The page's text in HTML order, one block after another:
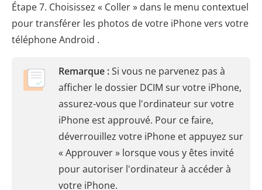
Étape 7. Choisissez « Coller » dans le menu contextuel
pour transférer les photos de votre iPhone vers votre
téléphone Android .
Remarque :Si vous ne parvenez pas à
afficher le dossier DCIM sur votre iPhone,
assurez-vous que l'ordinateur sur votre
iPhone est approuvé. Pour ce faire,
déverrouillez votre iPhone et appuyez sur
« Approuver » lorsque vous y êtes invité
pour autoriser l'ordinateur à accéder à
votre iPhone.